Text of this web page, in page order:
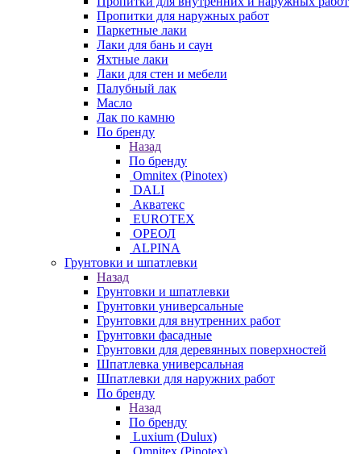
Пропитки для наружных работ
Паркетные лаки
Лаки для бань и саун
Яхтные лаки
Лаки для стен и мебели
Палубный лак
Масло
Лак по камню
По бренду
Назад
По бренду
Omnitex (Pinotex)
DALI
Акватекс
EUROTEX
ОРЕОЛ
ALPINA
Грунтовки и шпатлевки
Назад
Грунтовки и шпатлевки
Грунтовки универсальные
Грунтовки для внутренних работ
Грунтовки фасадные
Грунтовки для деревянных поверхностей
Шпатлевка универсальная
Шпатлевки для наружних работ
По бренду
Назад
По бренду
Luxium (Dulux)
Omnitex (Pinotex)